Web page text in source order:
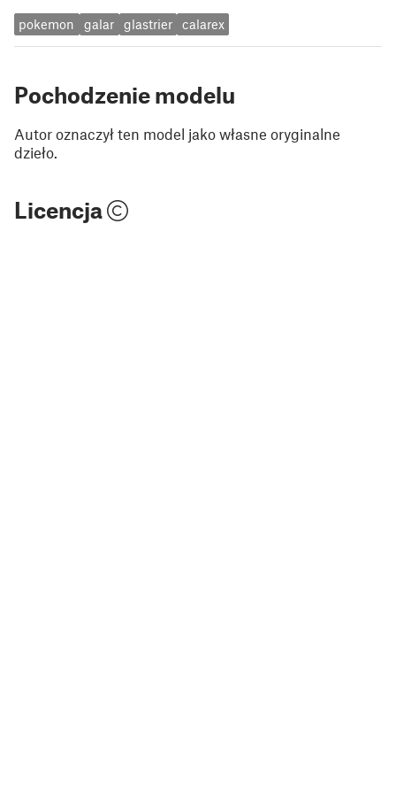
pokemon galar glastrier calarex
Pochodzenie modelu
Autor oznaczył ten model jako własne oryginalne
dzieło.
Licencja